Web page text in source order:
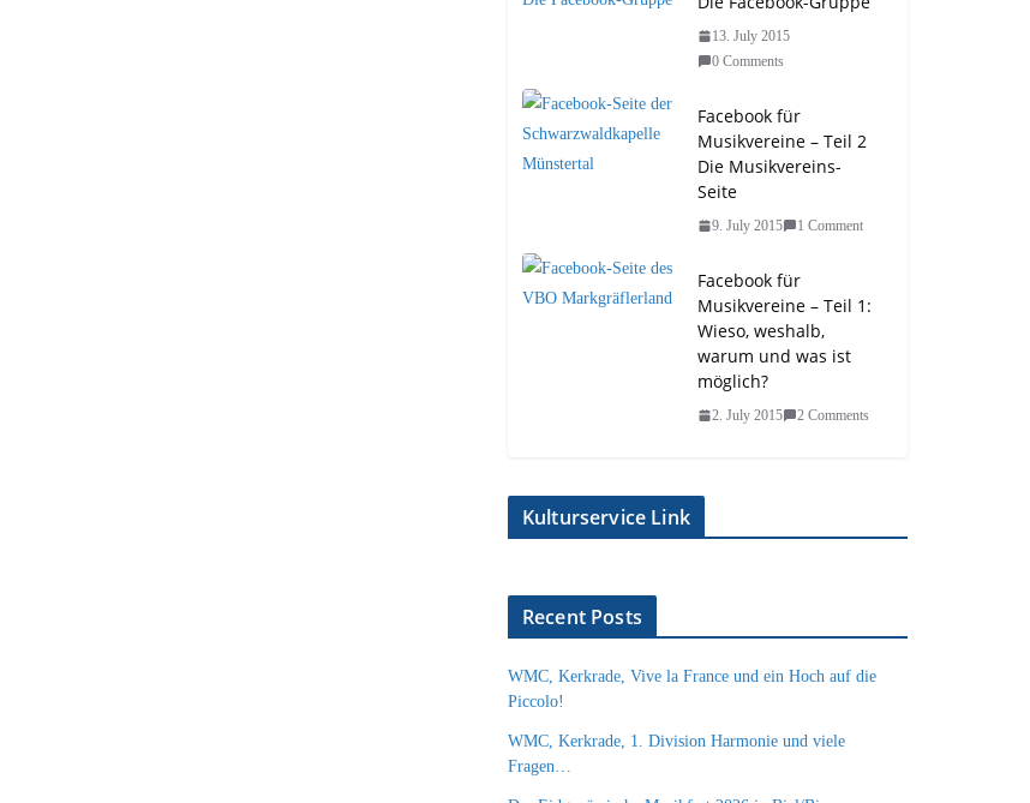
13. July 2015
0 Comments
Facebook für
Musikvereine – Teil 2
Die Musikvereins-
Seite
9. July 2015 1 Comment
Facebook für
Musikvereine – Teil 1:
Wieso, weshalb,
warum und was ist
möglich?
2. July 2015 2 Comments
Kulturservice Link
Recent Posts
WMC, Kerkrade, Vive la France und ein Hoch auf die
Piccolo!
WMC, Kerkrade, 1. Division Harmonie und viele
Fragen…